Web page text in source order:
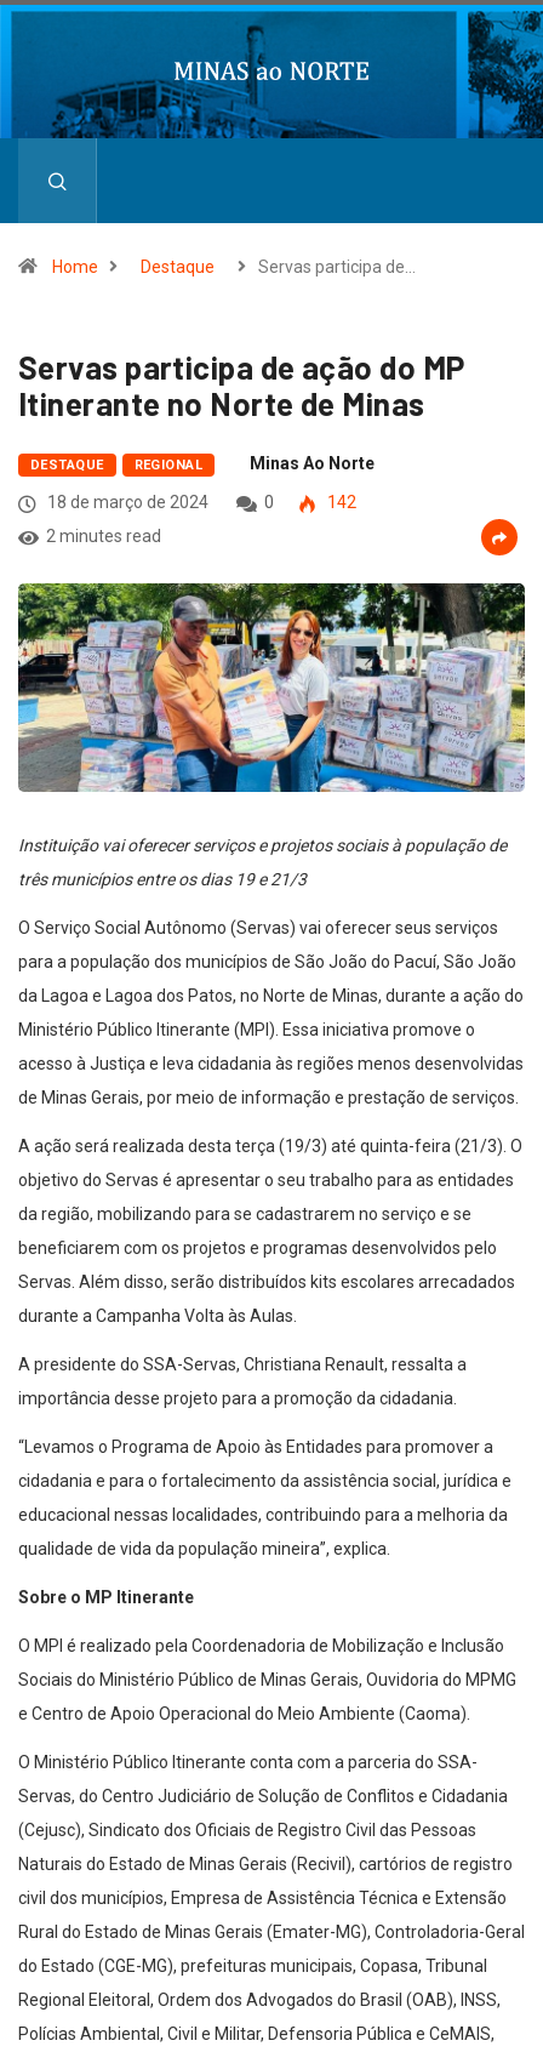
Home Destaque Servas participa de…
Servas participa de ação do MP
Itinerante no Norte de Minas
DESTAQUE REGIONAL
Minas Ao Norte
18 de março de 2024
0
142
2 minutes read
Instituição vai oferecer serviços e projetos sociais à população de
três municípios entre os dias 19 e 21/3
O Serviço Social Autônomo (Servas) vai oferecer seus serviços
para a população dos municípios de São João do Pacuí, São João
da Lagoa e Lagoa dos Patos, no Norte de Minas, durante a ação do
Ministério Público Itinerante (MPI). Essa iniciativa promove o
acesso à Justiça e leva cidadania às regiões menos desenvolvidas
de Minas Gerais, por meio de informação e prestação de serviços.
A ação será realizada desta terça (19/3) até quinta-feira (21/3). O
objetivo do Servas é apresentar o seu trabalho para as entidades
da região, mobilizando para se cadastrarem no serviço e se
beneficiarem com os projetos e programas desenvolvidos pelo
Servas. Além disso, serão distribuídos kits escolares arrecadados
durante a Campanha Volta às Aulas.
A presidente do SSA-Servas, Christiana Renault, ressalta a
importância desse projeto para a promoção da cidadania.
“Levamos o Programa de Apoio às Entidades para promover a
cidadania e para o fortalecimento da assistência social, jurídica e
educacional nessas localidades, contribuindo para a melhoria da
qualidade de vida da população mineira”, explica.
Sobre o MP Itinerante
O MPI é realizado pela Coordenadoria de Mobilização e Inclusão
Sociais do Ministério Público de Minas Gerais, Ouvidoria do MPMG
e Centro de Apoio Operacional do Meio Ambiente (Caoma).
O Ministério Público Itinerante conta com a parceria do SSA-
Servas, do Centro Judiciário de Solução de Conflitos e Cidadania
(Cejusc), Sindicato dos Oficiais de Registro Civil das Pessoas
Naturais do Estado de Minas Gerais (Recivil), cartórios de registro
civil dos municípios, Empresa de Assistência Técnica e Extensão
Rural do Estado de Minas Gerais (Emater-MG), Controladoria-Geral
do Estado (CGE-MG), prefeituras municipais, Copasa, Tribunal
Regional Eleitoral, Ordem dos Advogados do Brasil (OAB), INSS,
Polícias Ambiental, Civil e Militar, Defensoria Pública e CeMAIS,